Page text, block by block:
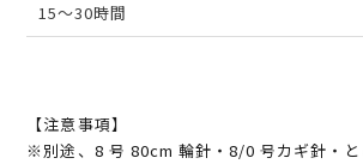
15～30時間
【注意事項】
※別途、8 号 80cm 輪針・8/0 号カギ針・